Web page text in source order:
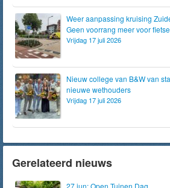
Weer aanpassing kruising
Geen voorrang meer voor
Vrijdag 17 juli 2026
Nieuw college van B&W van
nieuwe wethouders
Vrijdag 17 juli 2026
Gerelateerd nieuws
27 jun: Open Tuinen Dag